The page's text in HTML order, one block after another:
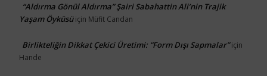
“Aldırma Gönül Aldırma” Şairi Sabahattin Ali’nin Trajik
Yaşam Öyküsüiçin Müfit Candan
Birlikteliğin Dikkat Çekici Üretimi: “Form Dışı Sapmalar”için
Hande